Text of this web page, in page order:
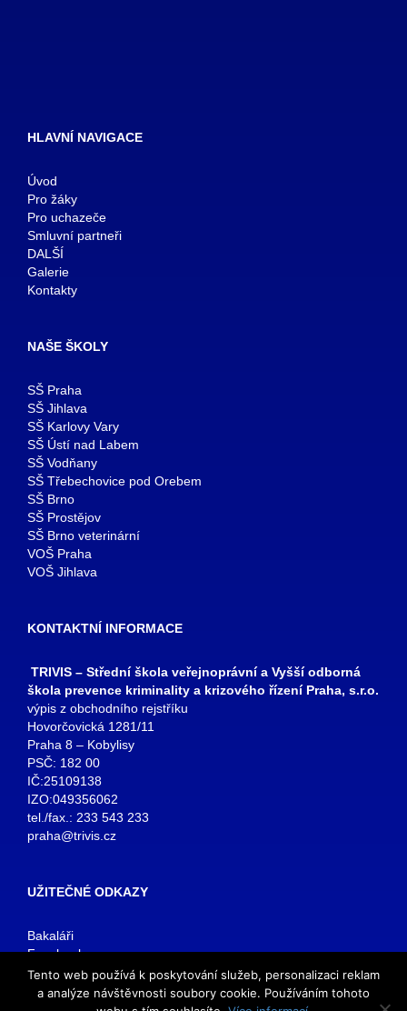
HLAVNÍ NAVIGACE
Úvod
Pro žáky
Pro uchazeče
Smluvní partneři
DALŠÍ
Galerie
Kontakty
NAŠE ŠKOLY
SŠ Praha
SŠ Jihlava
SŠ Karlovy Vary
SŠ Ústí nad Labem
SŠ Vodňany
SŠ Třebechovice pod Orebem
SŠ Brno
SŠ Prostějov
SŠ Brno veterinární
VOŠ Praha
VOŠ Jihlava
KONTAKTNÍ INFORMACE
TRIVIS – Střední škola veřejnoprávní a Vyšší odborná
škola prevence kriminality a krizového řízení Praha, s.r.o.
výpis z obchodního rejstříku
Hovorčovická 1281/11
Praha 8 – Kobylisy
PSČ: 182 00
IČ:25109138
IZO:049356062
tel./fax.: 233 543 233
praha@trivis.cz
UŽITEČNÉ ODKAZY
Bakaláři
Facebook
VOŠ Praha
E-mail zaměstnanci
E-mail studenti
Tento web používá k poskytování služeb, personalizaci reklam
a analýze návštěvnosti soubory cookie. Používáním tohoto